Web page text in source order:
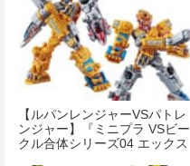
【ルパンレンジャーVSパトレ
ンジャー】『ミニプラ VSビー
クル合体シリーズ04 エックス